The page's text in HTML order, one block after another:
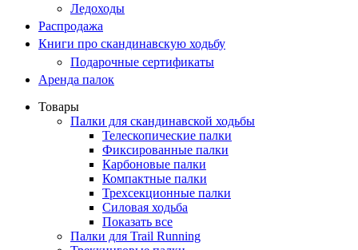
Ледоходы
Распродажа
Книги про скандинавскую ходьбу
Подарочные сертификаты
Аренда палок
Товары
Палки для скандинавской ходьбы
Телескопические палки
Фиксированные палки
Карбоновые палки
Компактные палки
Трехсекционные палки
Силовая ходьба
Показать все
Палки для Trail Running